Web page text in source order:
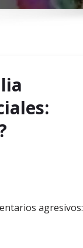
agresivos: